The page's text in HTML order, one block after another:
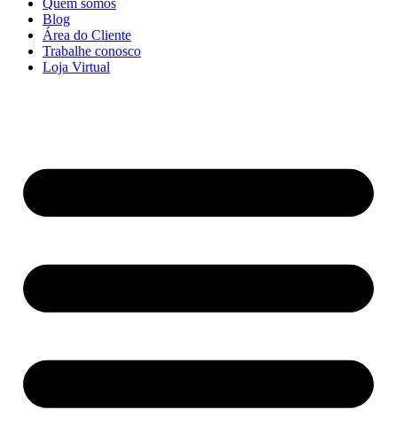
Quem somos
Blog
Área do Cliente
Trabalhe conosco
Loja Virtual